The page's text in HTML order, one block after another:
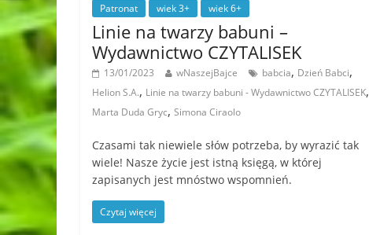
Patronat wiek 3+ wiek 6+
Linie na twarzy babuni –
Wydawnictwo CZYTALISEK
13/01/2023 wNaszejBajce babcia, Dzień Babci,
Helion S.A., Linie na twarzy babuni - Wydawnictwo CZYTALISEK,
Marta Duda Gryc, Simona Ciraolo
Czasami tak niewiele słów potrzeba, by wyrazić tak
wiele! Nasze życie jest istną księgą, w której
zapisanych jest mnóstwo wspomnień.
Czytaj więcej